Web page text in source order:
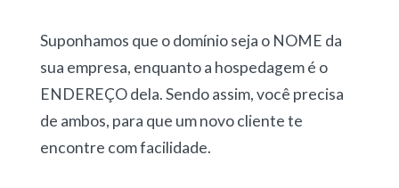
Suponhamos que o domínio seja o NOME da
sua empresa, enquanto a hospedagem é o
ENDEREÇO dela. Sendo assim, você precisa
de ambos, para que um novo cliente te
encontre com facilidade.